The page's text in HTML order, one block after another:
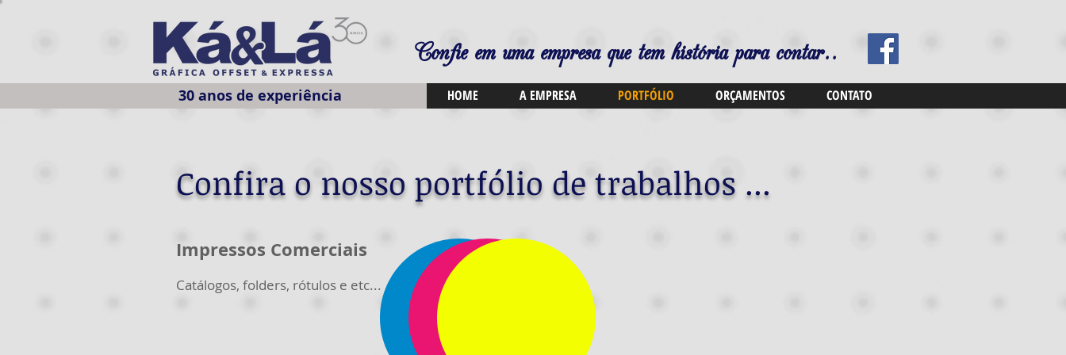
Confie em uma empresa que tem história para contar..
30 anos de experiência HOME A EMPRESA PORTFÓLIO ORÇAMENTOS CONTATO
Confira o nosso portfólio de trabalhos ...
Impressos Comerciais
Catálogos, folders, rótulos e etc...